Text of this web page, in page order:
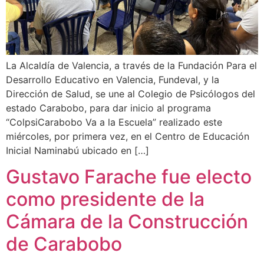
La Alcaldía de Valencia, a través de la Fundación Para el
Desarrollo Educativo en Valencia, Fundeval, y la
Dirección de Salud, se une al Colegio de Psicólogos del
estado Carabobo, para dar inicio al programa
“ColpsiCarabobo Va a la Escuela” realizado este
miércoles, por primera vez, en el Centro de Educación
Inicial Naminabú ubicado en […]
Gustavo Farache fue electo
como presidente de la
Cámara de la Construcción
de Carabobo